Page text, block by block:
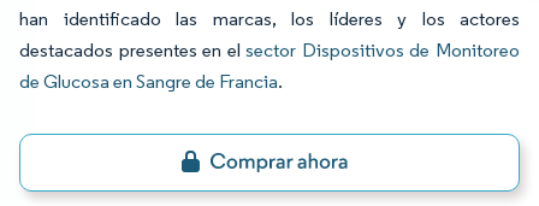
han identificado las marcas, los líderes y los actores
destacados presentes en elsector Dispositivos de Monitoreo
de Glucosa en Sangre de Francia.